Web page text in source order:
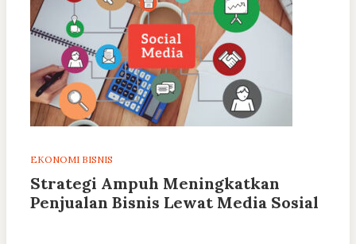
EKONOMI BISNIS
Strategi Ampuh Meningkatkan
Penjualan Bisnis Lewat Media Sosial